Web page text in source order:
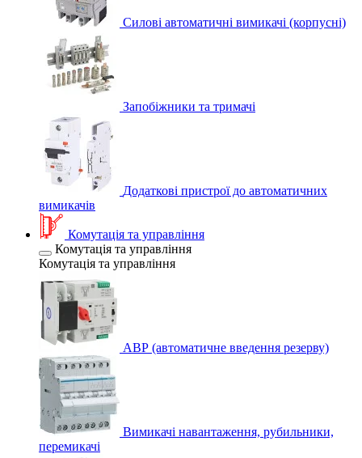
Силові автоматичні вимикачі (корпусні)
Запобіжники та тримачі
Додаткові пристрої до автоматичних
вимикачів
Комутація та управління
Комутація та управління
Комутація та управління
АВР (автоматичне введення резерву)
Вимикачі навантаження, рубильники,
перемикачі